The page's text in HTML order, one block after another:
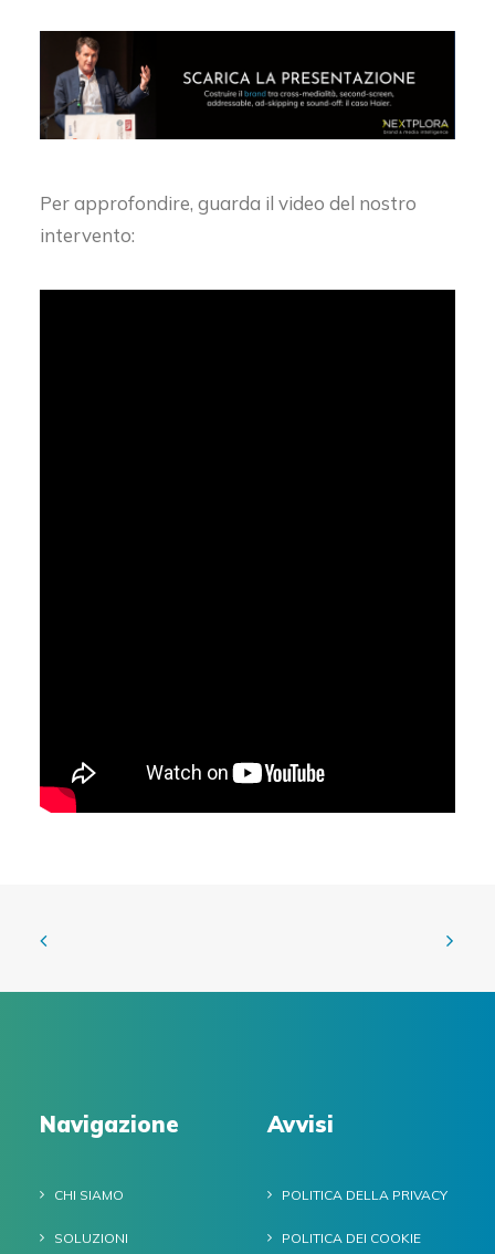
Per approfondire, guarda il video del nostro
intervento:
Navigazione
CHI SIAMO
SOLUZIONI
Avvisi
POLITICA DELLA PRIVACY
POLITICA DEI COOKIE